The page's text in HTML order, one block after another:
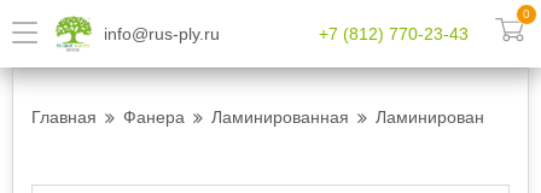
info@rus-ply.ru +7 (812) 770-23-43
0
Главная Фанера Ламинированная Ламинированная